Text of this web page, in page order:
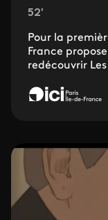
52'
Pour la
France
redécouvrir